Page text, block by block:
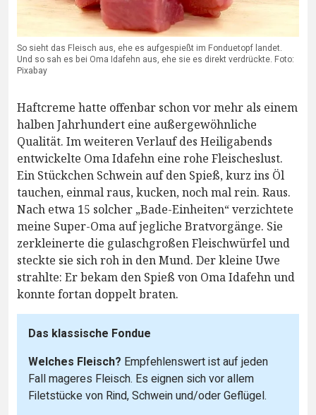
So sieht das Fleisch aus, ehe es aufgespießt im Fonduetopf landet.
Und so sah es bei Oma Idafehn aus, ehe sie es direkt verdrückte. Foto:
Pixabay
Haftcreme hatte offenbar schon vor mehr als einem
halben Jahrhundert eine außergewöhnliche
Qualität. Im weiteren Verlauf des Heiligabends
entwickelte Oma Idafehn eine rohe Fleischeslust.
Ein Stückchen Schwein auf den Spieß, kurz ins Öl
tauchen, einmal raus, kucken, noch mal rein. Raus.
Nach etwa 15 solcher „Bade-Einheiten“ verzichtete
meine Super-Oma auf jegliche Bratvorgänge. Sie
zerkleinerte die gulaschgroßen Fleischwürfel und
steckte sie sich roh in den Mund. Der kleine Uwe
strahlte: Er bekam den Spieß von Oma Idafehn und
konnte fortan doppelt braten.
Das klassische Fondue
Welches Fleisch? Empfehlenswert ist auf jeden
Fall mageres Fleisch. Es eignen sich vor allem
Filetstücke von Rind, Schwein und/oder Geflügel.